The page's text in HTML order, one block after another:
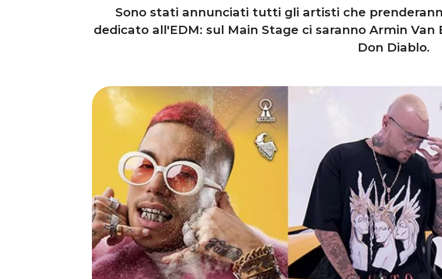
Sono stati annunciati tutti gli artisti che
dedicato all'EDM: sul Main Stage ci saranno Armin
Don Diablo.